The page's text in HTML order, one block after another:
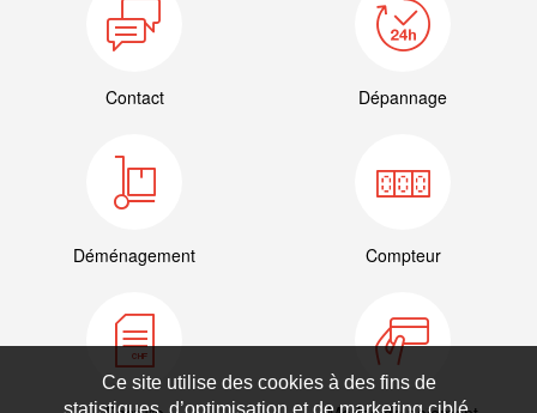
Contact Dépannage
Déménagement Compteur
Ce site utilise des cookies à des fins de
statistiques, d’optimisation et de marketing ciblé.